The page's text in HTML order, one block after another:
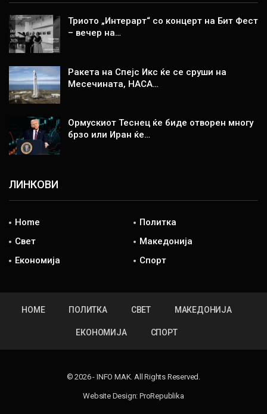
Триото „Интерарт“ со концерт на Бит Фест
– вечер на…
Ракета на Спејс Икс ќе се сруши на
Месечината, НАСА…
Ормускиот Теснец ќе биде отворен многу
брзо или Иран ќе…
ЛИНКОВИ
Home
Политка
Свет
Македонија
Економија
Спорт
HOME ПОЛИТКА СВЕТ МАКЕДОНИЈА
ЕКОНОМИЈА СПОРТ
© 2026 - INFO MAK. All Rights Reserved.
Website Design:ProRepublika